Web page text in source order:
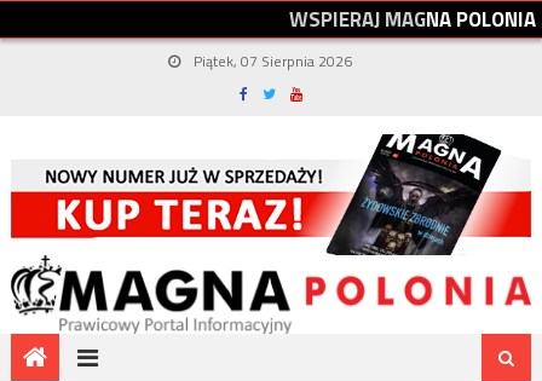
WSPIERAJMAGNAPOLONIA
Piątek, 07 Sierpnia 2026